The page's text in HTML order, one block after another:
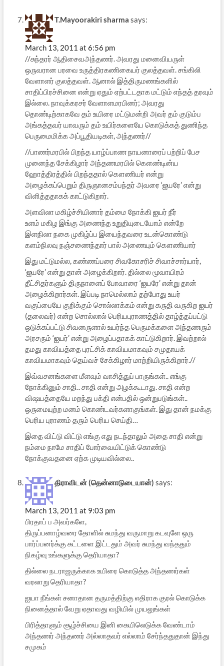
T.Mayoorakiri sharma says:
March 13, 2011 at 6:56 pm
//சுந்தரர் ஆதிசைவஅந்தணர். அவரது மனைவியருள்
ஒருவரான பரவை உருத்திரகணிகையர் குலத்தவள். சங்கிலி
வேளாளர் குலத்தவள். ஆனால் இத்திருமணங்களில்
சாதிப்பிரச்சினை என்று ஏதும் ஏற்பட்டதாக மட்டும் எந்தத் தரவும்
இல்லை. நாவுக்கரசர் வேளாளமரபினர்; அவரது
தொண்டிற்காகவே தம் உயிரை மட்டுமன்றி அவர் தம் குடும்ப
அங்கத்தவர் யாவரும் தம் உயிர்களையே கொடுக்கத் துணிந்த
பெருமைமிக்க அப்பூதியடிகள், அந்தணர்//
//பாணர்மரபில் பிறந்த யாழ்ப்பாண நாயனாரைப் பற்றிப் பேச
முனைந்த சேக்கிழார் அந்தணமரபில் கௌண்டின்ய
ஹோத்திரத்தில் பிறந்ததால் கௌணியர் என்று
அழைக்கப்பெறும் திருஞானசம்பந்தர் அவரை ‘ஐயரே’ என்று
விளித்ததாகக் காட்டுகிறார்.
அளவிலா மகிழ்ச்சியினார் தம்மை நோக்கி ஐயர் நீர்
உளம் மகிழ இங்கு அணைந்த உறுதியுடையோம் என்றே
இளநிலா நகை முகிழ்ப்ப இயைந்தவரை உடன்கொண்டு
களம்நிலவு நஞ்சணைந்தார் பால் அணையும் கௌணியார்
இது மட்டுமல்ல, கண்ணப்பரை சிவகோசரிச் சிவாச்சார்யார்,
‘ஐயரே’ என்று தான் அழைக்கிறார். தில்லை மூவாயிரம்
தீட்சிதர்களும் திருநாளைப் போவாரை ‘ஐயரே’ என்று தான்
அழைக்கிறார்கள். இப்படி நாமெல்லாம் தற்போது உயர்
வகுப்பையே குறிக்கும் சொல்லாக்கம் என்று கருதி வருகிற ஐயர்
(தலைவர்) என்ற சொல்லால் பெரியபுராணத்தில் தாழ்த்தப்பட்டு
ஒடுக்கப்பட்டு சிவனருளால் உயர்ந்த பெருமக்களை அந்தணரும்
அரசரும் ‘ஐயர்’ என்று அழைப்பதாகக் காட்டுகிறார். இவற்றால்
தமது காவியத்தை புரட்சிக் காவியமாகவும் சமுதாயக்
காவியமாகவும் தெய்வச் சேக்கிழார் மாற்றியிருக்கிறார்.//
இவ்வசனங்களை மீளவும் வாசித்துப் பாருங்கள்.. எங்கு
நோக்கினும் சாதி.. சாதி என்று அழக்கூடாது. சாதி என்ற
விஷயத்தையே மறந்து பக்தி என்பதில் ஒன்றுபடுங்கள்..
ஒருமையுற்ற மனம் கொண்டவர்களாகுங்கள். இது தான் நமக்கு
பெரிய புராணம் தரும் பெரிய செய்தி…
இதை விட்டு விட்டு எங்கு எது நடந்தாலும் அதை சாதி என்று
நம்மை நாமே சாதிப் போர்வையிட்டுக் கொண்டு
நோக்குவதனை ஏற்க முடியவில்லை..
திராவிடன் (தென்னாடுடையான்) says:
March 13, 2011 at 9:03 pm
பிரதாப் ப அவர்களே,
திருப்பனாழ்வரை தோளில் சுமந்து வருமாறு கடவுளே ஒரு
பார்ப்பனர்க்கு கட்டளை இட்டதும் அவர் சுமந்து வந்ததும்
நிகழ்வு உங்களுக்கு தெரியாதா?
தில்லை நடராஜருக்காக உயிரை கொடுத்த அந்தணர்கள்
வரலாறு தெரியாதா?
ஐயா நீங்கள் சனாதான தருமத்திற்கு எதிராக குரல் கொடுக்க
நினைத்தால் வேறு ஏதாவது வழியில் முயலுங்கள்
பிரித்தாளும் சூழ்ச்சியை இனி கையிலெடுக்க வேண்டாம்
அந்தணர் அந்தணர் அல்லாதவர் எல்லாம் சேர்ந்ததுதான் இந்து
சமுகம்